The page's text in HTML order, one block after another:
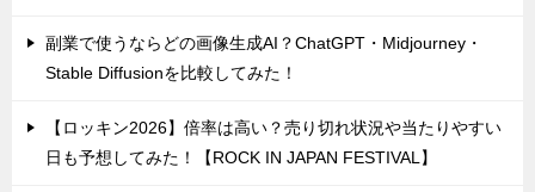
副業で使うならどの画像生成AI？ChatGPT・Midjourney・
Stable Diffusionを比較してみた！
【ロッキン2026】倍率は高い？売り切れ状況や当たりやすい
日も予想してみた！【ROCK IN JAPAN FESTIVAL】